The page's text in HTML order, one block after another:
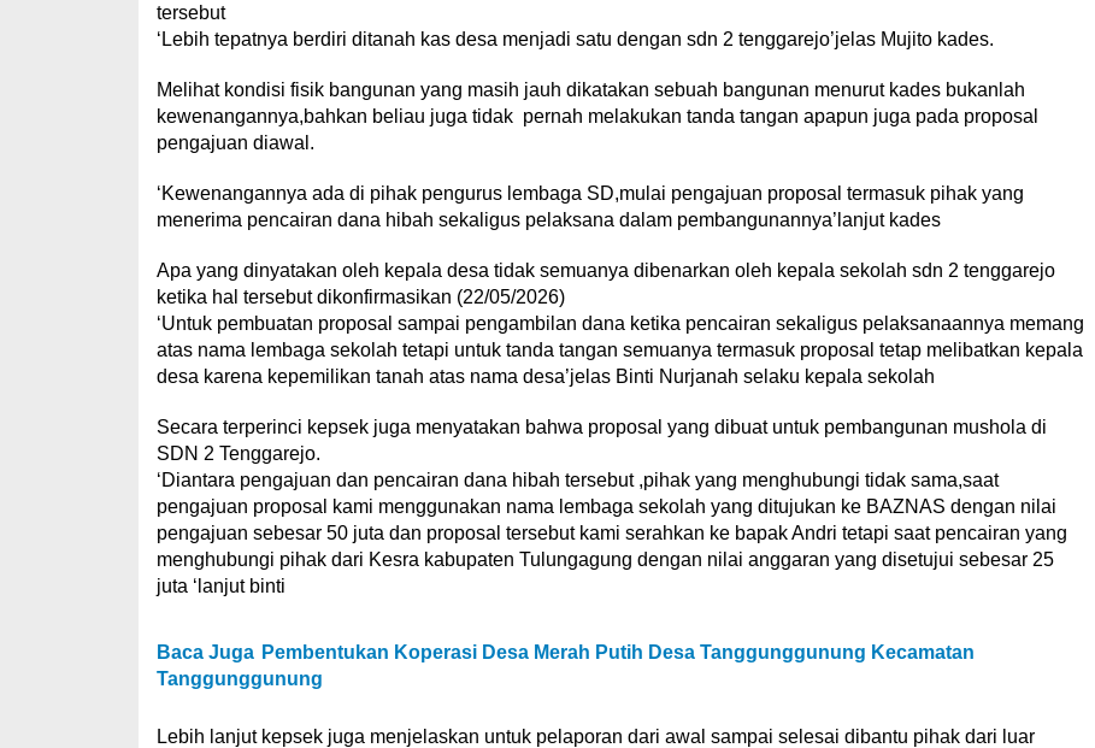
tersebut
‘Lebih tepatnya berdiri ditanah kas desa menjadi satu dengan sdn 2 tenggarejo’jelas Mujito kades.
Melihat kondisi fisik bangunan yang masih jauh dikatakan sebuah bangunan menurut kades bukanlah
kewenangannya,bahkan beliau juga tidak pernah melakukan tanda tangan apapun juga pada proposal
pengajuan diawal.
‘Kewenangannya ada di pihak pengurus lembaga SD,mulai pengajuan proposal termasuk pihak yang
menerima pencairan dana hibah sekaligus pelaksana dalam pembangunannya’lanjut kades
Apa yang dinyatakan oleh kepala desa tidak semuanya dibenarkan oleh kepala sekolah sdn 2 tenggarejo
ketika hal tersebut dikonfirmasikan (22/05/2026)
‘Untuk pembuatan proposal sampai pengambilan dana ketika pencairan sekaligus pelaksanaannya memang
atas nama lembaga sekolah tetapi untuk tanda tangan semuanya termasuk proposal tetap melibatkan kepala
desa karena kepemilikan tanah atas nama desa’jelas Binti Nurjanah selaku kepala sekolah
Secara terperinci kepsek juga menyatakan bahwa proposal yang dibuat untuk pembangunan mushola di
SDN 2 Tenggarejo.
‘Diantara pengajuan dan pencairan dana hibah tersebut ,pihak yang menghubungi tidak sama,saat
pengajuan proposal kami menggunakan nama lembaga sekolah yang ditujukan ke BAZNAS dengan nilai
pengajuan sebesar 50 juta dan proposal tersebut kami serahkan ke bapak Andri tetapi saat pencairan yang
menghubungi pihak dari Kesra kabupaten Tulungagung dengan nilai anggaran yang disetujui sebesar 25
juta ‘lanjut binti
Baca Juga Pembentukan Koperasi Desa Merah Putih Desa Tanggunggunung Kecamatan
Tanggunggunung
Lebih lanjut kepsek juga menjelaskan untuk pelaporan dari awal sampai selesai dibantu pihak dari luar